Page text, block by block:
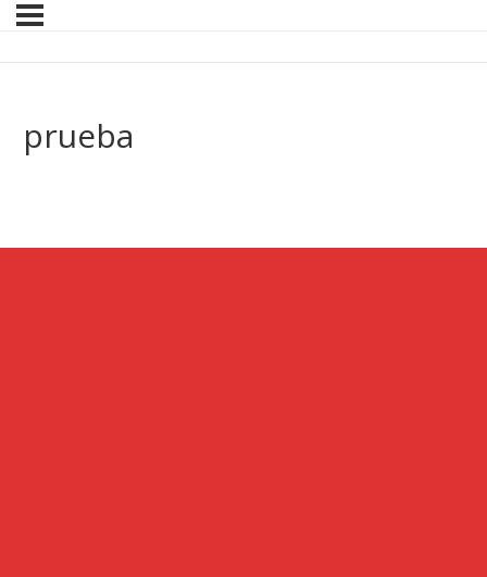
prueba